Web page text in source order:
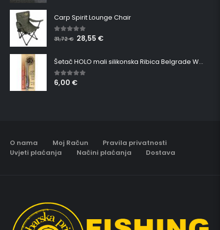
Carp Spirit Lounge Chair
5.00 out of 5
31,72€ 28,55 €
Šetač HOLO mali silikonska Ribica Belgrade Walker
5.00out of 5
6,00 €
O nama Moj Račun
Pravila privatnosti
Uvjeti plaćanja
Načini plaćanja Dostava